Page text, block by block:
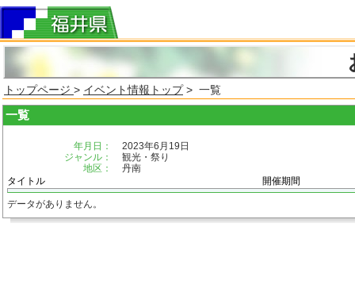
トップページ > イベント情報トップ> 一覧
一覧
年月日：
2023年6月19日
ジャンル：
観光・祭り
地区：
丹南
タイトル
開催期間
データがありません。